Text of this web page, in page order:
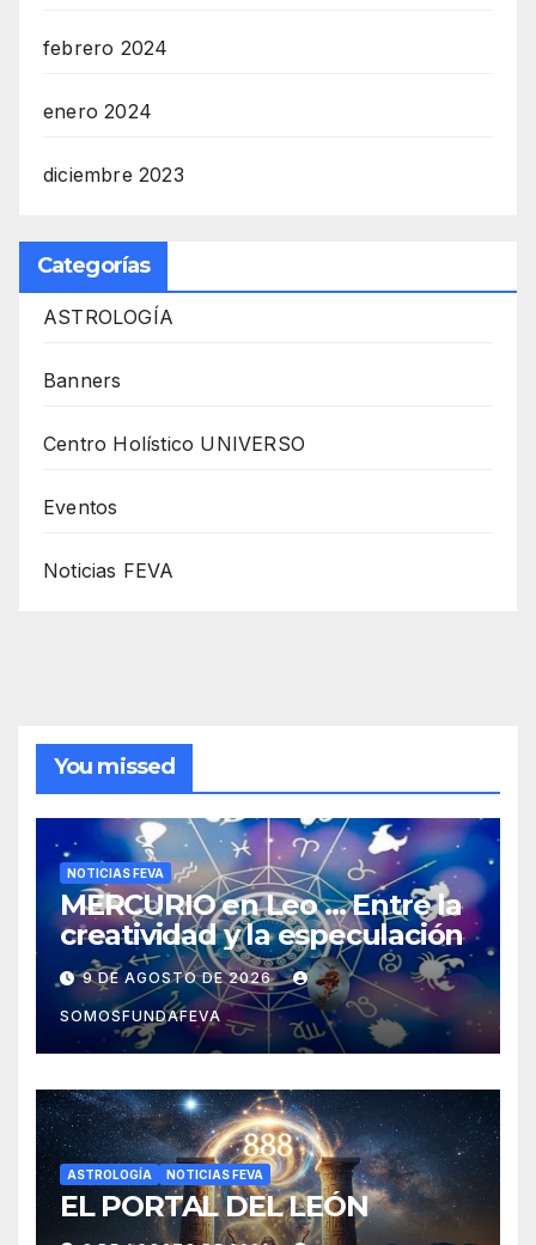
febrero 2024
enero 2024
diciembre 2023
Categorías
ASTROLOGÍA
Banners
Centro Holístico UNIVERSO
Eventos
Noticias FEVA
You missed
NOTICIAS FEVA
MERCURIO en Leo … Entre la
creatividad y la especulación
9 DE AGOSTO DE 2026
SOMOSFUNDAFEVA
ASTROLOGÍA NOTICIAS FEVA
EL PORTAL DEL LEÓN